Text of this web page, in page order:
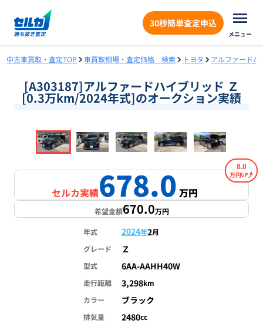
30秒簡単査定申込
メニュー
中古車買取・査定TOP 車買取相場・査定価格 検索 トヨタ アルファードハ
[A303187]アルファードハイブリッド Ｚ
[0.3万km/2024年式]のオークション実績
1/18
セルカ実績678.0万円
8.0
万円
希望金額670.0万円
年式 2024年2月
グレード
Ｚ
型式 6AA-AAHH40W
走行距離 3,298km
カラー
ブラック
排気量 2480cc